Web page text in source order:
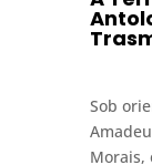
Sob
Morais,